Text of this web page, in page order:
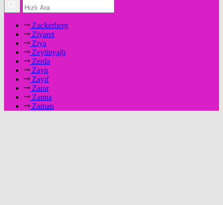
Zuckerberg
Ziyaret
Ziya
Zeytinyağı
Zerda
Zayn
Zayıf
Zarar
Zanna
Zaman